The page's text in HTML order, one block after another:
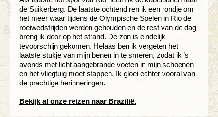
de Suikerberg. De laatste ochtend ren ik een rondje om
het meer waar tijdens de Olympische Spelen in Rio de
roeiwedstrijden werden gehouden en de rest van de dag
breng ik door op het strand. De zon is eindelijk
tevoorschijn gekomen. Helaas ben ik vergeten het
laatste stukje van mijn benen in te smeren, zodat ik ’s
avonds met licht aangebrande voeten in mijn schoenen
en het vliegtuig moet stappen. Ik gloei echter vooral van
de prachtige herinneringen.
Bekijk al onze reizen naar Brazilië.